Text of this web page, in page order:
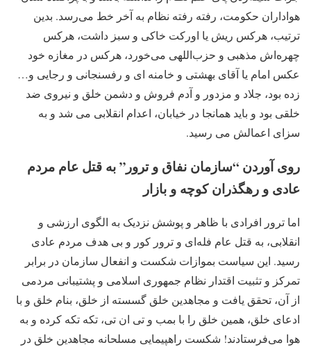
هواداران حکومت، رفته رفته نظام به آخر خط می‌رسد. بدین
ترتیب، هرکس ریش یا اورکت خاکی و سبز داشت، هرکس
چهره‌اش مذهبی و حزب‌اللهی می‌خورد، هرکس در مغازه خود
عکس امام یا آقای بهشتی و خامنه ای و رفسنجانی و رجایی و…
زده بود، جلاد و مزدور و آدم فروش و دشمن خلق و نیروی ضد
خلقی بود و باید همانجا در خیابان، اعدام انقلابی می شد و به
سزای اعمالش می رسید.
روی آوردن “سازمان نفاق و ترور” به قتل عام مردم
عادی و رهگذران کوچه و بازار
اما ترور افرادی با ظاهر و پوشش نزدیک به الگوی ارزشی و
انقلابی، به قتل عام فله‌ای و ترور کور و بی هدف مردم عادی
رسید. این سیاست بموازات شکست و انفعال سازمان در برابر
تمرکز و تثبیت اقتدار نظام جمهوری اسلامی و پشتیبانی مردمی
از آن، تحقق یافت و مجاهدین خلق گسسته از خلق، بنام خلق و با
ادعای خلق، همین خلق را با بمب و تی ان تی، تکه تکه کرده و به
هوا می‌فرستادند! شکست راهپیمایی مسلحانه مجاهدین خلق در